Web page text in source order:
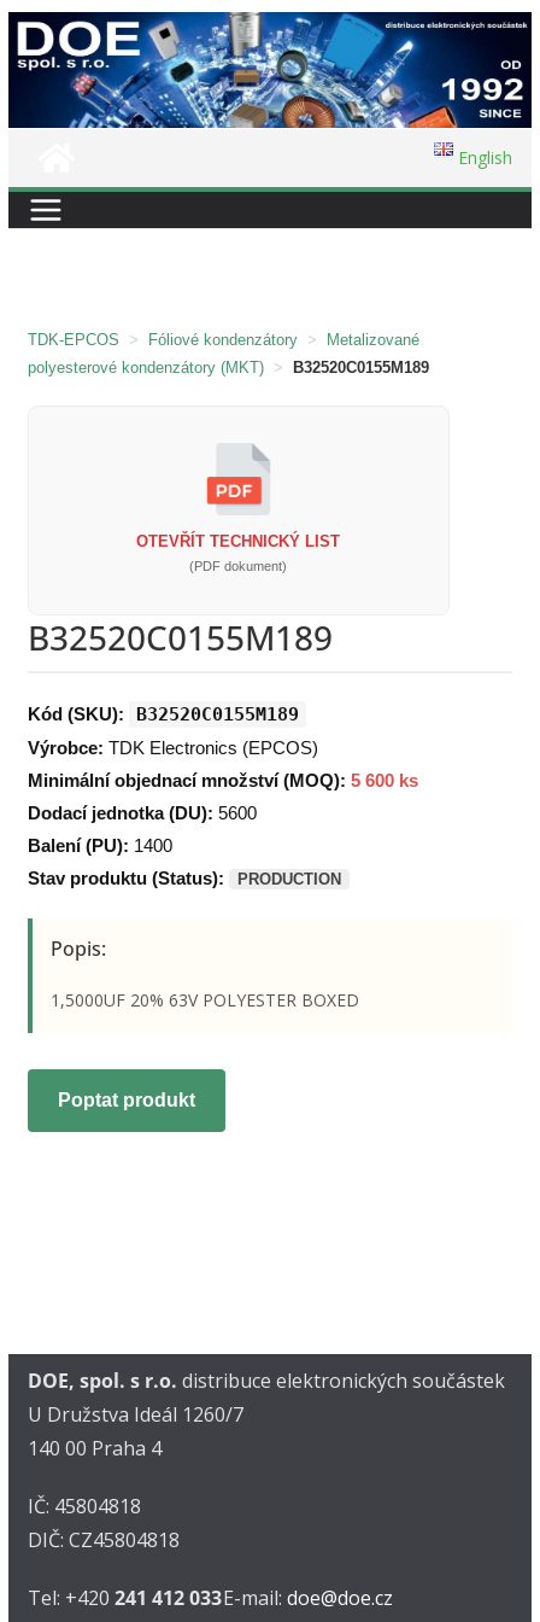
Přeskočit
na
English
TDK-EPCOS > Fóliové kondenzátory >
Metalizované
polyesterové kondenzátory (MKT) > B32520C0155M189
OTEVŘÍT TECHNICKÝ LIST
(PDF dokument)
B32520C0155M189
Kód (SKU): B32520C0155M189
Výrobce: TDK Electronics (EPCOS)
Minimální objednací množství (MOQ): 5 600 ks
Dodací jednotka (DU): 5600
Balení (PU): 1400
Stav produktu (Status):
PRODUCTION
Popis:
1,5000UF 20% 63V POLYESTER BOXED
Poptat produkt
DOE, spol. s r.o. distribuce elektronických součástek
U Družstva Ideál 1260/7
140 00 Praha 4
IČ: 45804818
DIČ: CZ45804818
Tel: +420 241 412 033E-mail: doe@doe.cz